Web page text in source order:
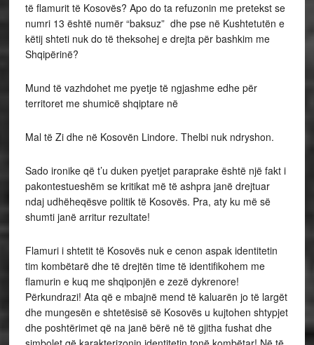
të flamurit të Kosovës? Apo do ta refuzonin me pretekst se
numri 13 është numër “baksuz” dhe pse në Kushtetutën e
këtij shteti nuk do të theksohej e drejta për bashkim me
Shqipërinë?
Mund të vazhdohet me pyetje të ngjashme edhe për
territoret me shumicë shqiptare në
Mal të Zi dhe në Kosovën Lindore. Thelbi nuk ndryshon.
Sado ironike që t’u duken pyetjet paraprake është një fakt i
pakontestueshëm se kritikat më të ashpra janë drejtuar
ndaj udhëheqësve politik të Kosovës. Pra, aty ku më së
shumti janë arritur rezultate!
Flamuri i shtetit të Kosovës nuk e cenon aspak identitetin
tim kombëtarë dhe të drejtën time të identifikohem me
flamurin e kuq me shqiponjën e zezë dykrenore!
Përkundrazi! Ata që e mbajnë mend të kaluarën jo të largët
dhe mungesën e shtetësisë së Kosovës u kujtohen shtypjet
dhe poshtërimet që na janë bërë në të gjitha fushat dhe